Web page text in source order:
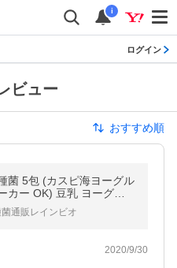
i
ログイン
ビュー
おすすめ順
海ヨーグル
カー OK) 豆乳 ヨーグル
ト ラッシー に
通販レインビオ
2020/9/30